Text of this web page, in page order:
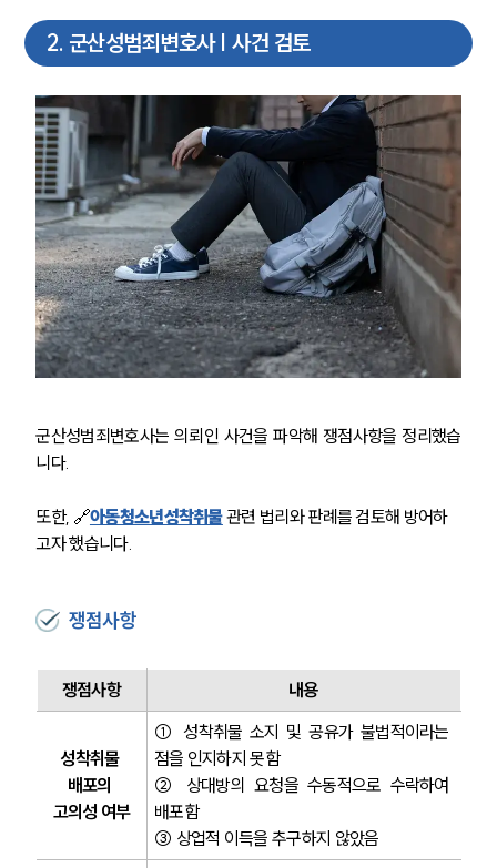
2. 군산성범죄변호사 | 사건 검토
군산성범죄변호사는 의뢰인 사건을 파악해 쟁점사항을 정리했습
니다.
또한, 🔗아동청소년성착취물 관련 법리와 판례를 검토해 방어하
고자 했습니다.
쟁점사항
쟁점사항 내용
성착취물
배포의
고의성 여부
① 성착취물 소지 및 공유가 불법적이라는
점을 인지하지 못함
② 상대방의 요청을 수동적으로 수락하여
배포함
③ 상업적 이득을 추구하지 않았음